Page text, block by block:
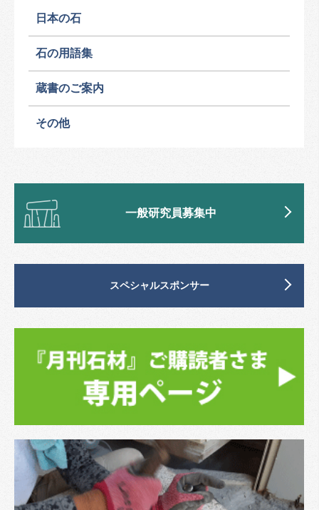
日本の石
石の用語集
蔵書のご案内
その他
一般研究員募集中
スペシャルスポンサー